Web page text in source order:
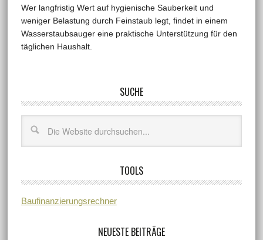
Wer langfristig Wert auf hygienische Sauberkeit und
weniger Belastung durch Feinstaub legt, findet in einem
Wasserstaubsauger eine praktische Unterstützung für den
täglichen Haushalt.
SUCHE
TOOLS
Baufinanzierungsrechner
NEUESTE BEITRÄGE